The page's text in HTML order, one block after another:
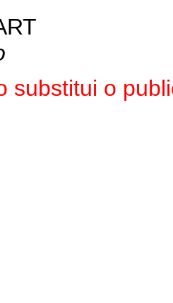
substitui o